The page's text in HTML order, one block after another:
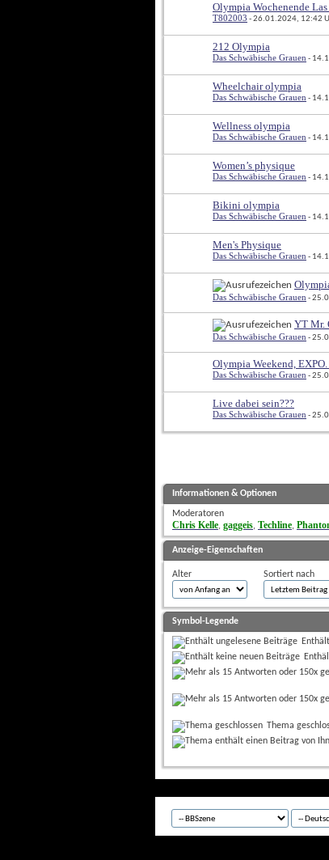
Olympia Wochenende
T802003 - 26.01.2024, 12:42
212 Olympia
Das Schwäbische Grauen -
Wheelchair olympia
Das Schwäbische Grauen -
Wellness olympia
Das Schwäbische Grauen -
Women’s physique
Das Schwäbische Grauen -
Bikini olympia
Das Schwäbische Grauen -
Men's Physique
Das Schwäbische Grauen -
Das Schwäbische Grauen -
YT Mr.
Das Schwäbische Grauen -
Olympia Weekend,
Das Schwäbische Grauen -
Live dabei sein???
Das Schwäbische Grauen -
Informationen & Optionen
Moderatoren
Chris Kelle, gaggeis, Techline,
Anzeige-Eigenschaften
Alter Sortiert nach
Symbol-Legende
Thema